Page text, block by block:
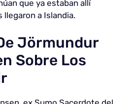
que ya estaban allí
llegaron a Islandia.
Jörmundur
Sobre Los